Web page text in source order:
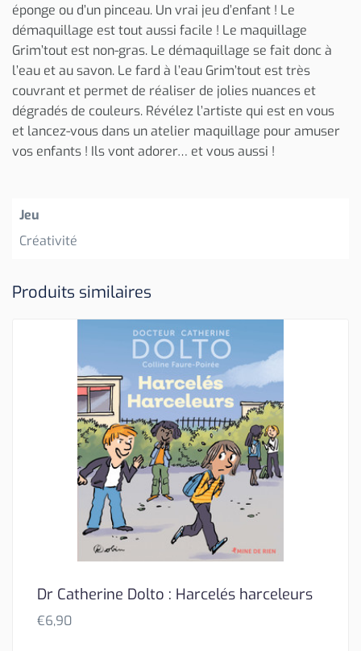
éponge ou d’un pinceau. Un vrai jeu d’enfant ! Le
démaquillage est tout aussi facile ! Le maquillage
Grim’tout est non-gras. Le démaquillage se fait donc à
l’eau et au savon. Le fard à l’eau Grim’tout est très
couvrant et permet de réaliser de jolies nuances et
dégradés de couleurs. Révélez l’artiste qui est en vous
et lancez-vous dans un atelier maquillage pour amuser
vos enfants ! Ils vont adorer… et vous aussi !
Jeu
Créativité
Produits similaires
Dr Catherine Dolto : Harcelés harceleurs
€6,90